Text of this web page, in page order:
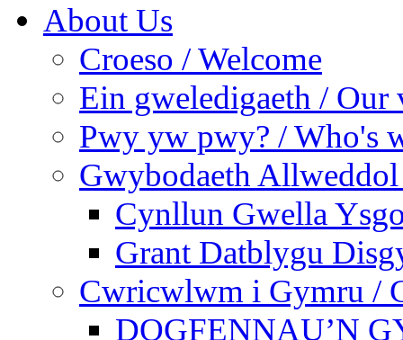
About Us
Croeso / Welcome
Ein gweledigaeth / Our
Pwy yw pwy? / Who's
Gwybodaeth
Cynllun Gwella
Grant Datblygu
Cwricwlwm i Gymru /
DOGFENNAU’N